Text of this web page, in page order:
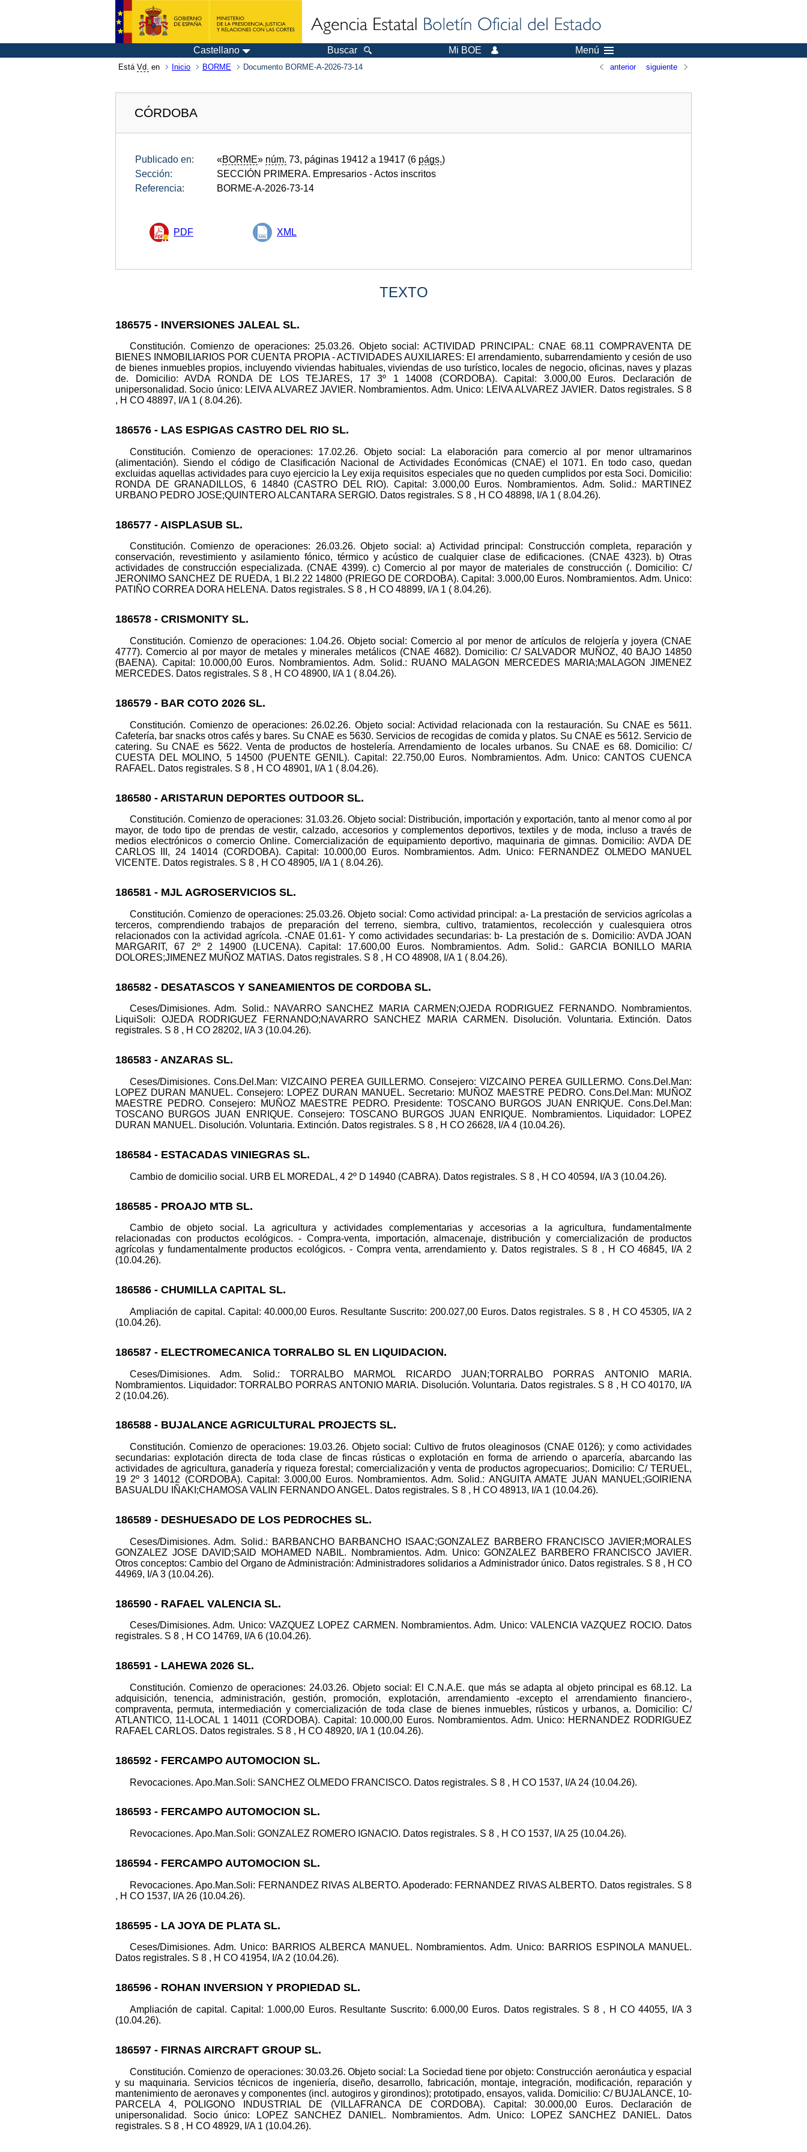
Castellano Buscar Mi BOE Menú
Está Vd. en Inicio BORME Documento BORME-A-2026-73-14 anterior siguiente
CÓRDOBA
Publicado en: «BORME» núm. 73, páginas 19412 a 19417 (6 págs.)
Sección:
SECCIÓN PRIMERA. Empresarios - Actos inscritos
Referencia:
BORME-A-2026-73-14
PDF XML
TEXTO
186575 - INVERSIONES JALEAL SL.
Constitución. Comienzo de operaciones: 25.03.26. Objeto social: ACTIVIDAD PRINCIPAL: CNAE 68.11 COMPRAVENTA DE
BIENES INMOBILIARIOS POR CUENTA PROPIA - ACTIVIDADES AUXILIARES: El arrendamiento, subarrendamiento y cesión de uso
de bienes inmuebles propios, incluyendo viviendas habituales, viviendas de uso turístico, locales de negocio, oficinas, naves y plazas
de. Domicilio: AVDA RONDA DE LOS TEJARES, 17 3º 1 14008 (CORDOBA). Capital: 3.000,00 Euros. Declaración de
unipersonalidad. Socio único: LEIVA ALVAREZ JAVIER. Nombramientos. Adm. Unico: LEIVA ALVAREZ JAVIER. Datos registrales. S 8
, H CO 48897, I/A 1 ( 8.04.26).
186576 - LAS ESPIGAS CASTRO DEL RIO SL.
Constitución. Comienzo de operaciones: 17.02.26. Objeto social: La elaboración para comercio al por menor ultramarinos
(alimentación). Siendo el código de Clasificación Nacional de Actividades Económicas (CNAE) el 1071. En todo caso, quedan
excluidas aquellas actividades para cuyo ejercicio la Ley exija requisitos especiales que no queden cumplidos por esta Soci. Domicilio:
RONDA DE GRANADILLOS, 6 14840 (CASTRO DEL RIO). Capital: 3.000,00 Euros. Nombramientos. Adm. Solid.: MARTINEZ
URBANO PEDRO JOSE;QUINTERO ALCANTARA SERGIO. Datos registrales. S 8 , H CO 48898, I/A 1 ( 8.04.26).
186577 - AISPLASUB SL.
Constitución. Comienzo de operaciones: 26.03.26. Objeto social: a) Actividad principal: Construcción completa, reparación y
conservación, revestimiento y asilamiento fónico, térmico y acústico de cualquier clase de edificaciones. (CNAE 4323). b) Otras
actividades de construcción especializada. (CNAE 4399). c) Comercio al por mayor de materiales de construcción (. Domicilio: C/
JERONIMO SANCHEZ DE RUEDA, 1 Bl.2 22 14800 (PRIEGO DE CORDOBA). Capital: 3.000,00 Euros. Nombramientos. Adm. Unico:
PATIÑO CORREA DORA HELENA. Datos registrales. S 8 , H CO 48899, I/A 1 ( 8.04.26).
186578 - CRISMONITY SL.
Constitución. Comienzo de operaciones: 1.04.26. Objeto social: Comercio al por menor de artículos de relojería y joyera (CNAE
4777). Comercio al por mayor de metales y minerales metálicos (CNAE 4682). Domicilio: C/ SALVADOR MUÑOZ, 40 BAJO 14850
(BAENA). Capital: 10.000,00 Euros. Nombramientos. Adm. Solid.: RUANO MALAGON MERCEDES MARIA;MALAGON JIMENEZ
MERCEDES. Datos registrales. S 8 , H CO 48900, I/A 1 ( 8.04.26).
186579 - BAR COTO 2026 SL.
Constitución. Comienzo de operaciones: 26.02.26. Objeto social: Actividad relacionada con la restauración. Su CNAE es 5611.
Cafetería, bar snacks otros cafés y bares. Su CNAE es 5630. Servicios de recogidas de comida y platos. Su CNAE es 5612. Servicio de
catering. Su CNAE es 5622. Venta de productos de hostelería. Arrendamiento de locales urbanos. Su CNAE es 68. Domicilio: C/
CUESTA DEL MOLINO, 5 14500 (PUENTE GENIL). Capital: 22.750,00 Euros. Nombramientos. Adm. Unico: CANTOS CUENCA
RAFAEL. Datos registrales. S 8 , H CO 48901, I/A 1 ( 8.04.26).
186580 - ARISTARUN DEPORTES OUTDOOR SL.
Constitución. Comienzo de operaciones: 31.03.26. Objeto social: Distribución, importación y exportación, tanto al menor como al por
mayor, de todo tipo de prendas de vestir, calzado, accesorios y complementos deportivos, textiles y de moda, incluso a través de
medios electrónicos o comercio Online. Comercialización de equipamiento deportivo, maquinaria de gimnas. Domicilio: AVDA DE
CARLOS III, 24 14014 (CORDOBA). Capital: 10.000,00 Euros. Nombramientos. Adm. Unico: FERNANDEZ OLMEDO MANUEL
VICENTE. Datos registrales. S 8 , H CO 48905, I/A 1 ( 8.04.26).
186581 - MJL AGROSERVICIOS SL.
Constitución. Comienzo de operaciones: 25.03.26. Objeto social: Como actividad principal: a- La prestación de servicios agrícolas a
terceros, comprendiendo trabajos de preparación del terreno, siembra, cultivo, tratamientos, recolección y cualesquiera otros
relacionados con la actividad agrícola. -CNAE 01.61- Y como actividades secundarias: b- La prestación de s. Domicilio: AVDA JOAN
MARGARIT, 67 2º 2 14900 (LUCENA). Capital: 17.600,00 Euros. Nombramientos. Adm. Solid.: GARCIA BONILLO MARIA
DOLORES;JIMENEZ MUÑOZ MATIAS. Datos registrales. S 8 , H CO 48908, I/A 1 ( 8.04.26).
186582 - DESATASCOS Y SANEAMIENTOS DE CORDOBA SL.
Ceses/Dimisiones. Adm. Solid.: NAVARRO SANCHEZ MARIA CARMEN;OJEDA RODRIGUEZ FERNANDO. Nombramientos.
LiquiSoli: OJEDA RODRIGUEZ FERNANDO;NAVARRO SANCHEZ MARIA CARMEN. Disolución. Voluntaria. Extinción. Datos
registrales. S 8 , H CO 28202, I/A 3 (10.04.26).
186583 - ANZARAS SL.
Ceses/Dimisiones. Cons.Del.Man: VIZCAINO PEREA GUILLERMO. Consejero: VIZCAINO PEREA GUILLERMO. Cons.Del.Man:
LOPEZ DURAN MANUEL. Consejero: LOPEZ DURAN MANUEL. Secretario: MUÑOZ MAESTRE PEDRO. Cons.Del.Man: MUÑOZ
MAESTRE PEDRO. Consejero: MUÑOZ MAESTRE PEDRO. Presidente: TOSCANO BURGOS JUAN ENRIQUE. Cons.Del.Man:
TOSCANO BURGOS JUAN ENRIQUE. Consejero: TOSCANO BURGOS JUAN ENRIQUE. Nombramientos. Liquidador: LOPEZ
DURAN MANUEL. Disolución. Voluntaria. Extinción. Datos registrales. S 8 , H CO 26628, I/A 4 (10.04.26).
186584 - ESTACADAS VINIEGRAS SL.
Cambio de domicilio social. URB EL MOREDAL, 4 2º D 14940 (CABRA). Datos registrales. S 8 , H CO 40594, I/A 3 (10.04.26).
186585 - PROAJO MTB SL.
Cambio de objeto social. La agricultura y actividades complementarias y accesorias a la agricultura, fundamentalmente
relacionadas con productos ecológicos. - Compra-venta, importación, almacenaje, distribución y comercialización de productos
agrícolas y fundamentalmente productos ecológicos. - Compra venta, arrendamiento y. Datos registrales. S 8 , H CO 46845, I/A 2
(10.04.26).
186586 - CHUMILLA CAPITAL SL.
Ampliación de capital. Capital: 40.000,00 Euros. Resultante Suscrito: 200.027,00 Euros. Datos registrales. S 8 , H CO 45305, I/A 2
(10.04.26).
186587 - ELECTROMECANICA TORRALBO SL EN LIQUIDACION.
Ceses/Dimisiones. Adm. Solid.: TORRALBO MARMOL RICARDO JUAN;TORRALBO PORRAS ANTONIO MARIA.
Nombramientos. Liquidador: TORRALBO PORRAS ANTONIO MARIA. Disolución. Voluntaria. Datos registrales. S 8 , H CO 40170, I/A
2 (10.04.26).
186588 - BUJALANCE AGRICULTURAL PROJECTS SL.
Constitución. Comienzo de operaciones: 19.03.26. Objeto social: Cultivo de frutos oleaginosos (CNAE 0126); y como actividades
secundarias: explotación directa de toda clase de fincas rústicas o explotación en forma de arriendo o aparcería, abarcando las
actividades de agricultura, ganadería y riqueza forestal; comercialización y venta de productos agropecuarios;. Domicilio: C/ TERUEL,
19 2º 3 14012 (CORDOBA). Capital: 3.000,00 Euros. Nombramientos. Adm. Solid.: ANGUITA AMATE JUAN MANUEL;GOIRIENA
BASUALDU IÑAKI;CHAMOSA VALIN FERNANDO ANGEL. Datos registrales. S 8 , H CO 48913, I/A 1 (10.04.26).
186589 - DESHUESADO DE LOS PEDROCHES SL.
Ceses/Dimisiones. Adm. Solid.: BARBANCHO BARBANCHO ISAAC;GONZALEZ BARBERO FRANCISCO JAVIER;MORALES
GONZALEZ JOSE DAVID;SAID MOHAMED NABIL. Nombramientos. Adm. Unico: GONZALEZ BARBERO FRANCISCO JAVIER.
Otros conceptos: Cambio del Organo de Administración: Administradores solidarios a Administrador único. Datos registrales. S 8 , H CO
44969, I/A 3 (10.04.26).
186590 - RAFAEL VALENCIA SL.
Ceses/Dimisiones. Adm. Unico: VAZQUEZ LOPEZ CARMEN. Nombramientos. Adm. Unico: VALENCIA VAZQUEZ ROCIO. Datos
registrales. S 8 , H CO 14769, I/A 6 (10.04.26).
186591 - LAHEWA 2026 SL.
Constitución. Comienzo de operaciones: 24.03.26. Objeto social: El C.N.A.E. que más se adapta al objeto principal es 68.12. La
adquisición, tenencia, administración, gestión, promoción, explotación, arrendamiento -excepto el arrendamiento financiero-,
compraventa, permuta, intermediación y comercialización de toda clase de bienes inmuebles, rústicos y urbanos, a. Domicilio: C/
ATLANTICO, 11-LOCAL 1 14011 (CORDOBA). Capital: 10.000,00 Euros. Nombramientos. Adm. Unico: HERNANDEZ RODRIGUEZ
RAFAEL CARLOS. Datos registrales. S 8 , H CO 48920, I/A 1 (10.04.26).
186592 - FERCAMPO AUTOMOCION SL.
Revocaciones. Apo.Man.Soli: SANCHEZ OLMEDO FRANCISCO. Datos registrales. S 8 , H CO 1537, I/A 24 (10.04.26).
186593 - FERCAMPO AUTOMOCION SL.
Revocaciones. Apo.Man.Soli: GONZALEZ ROMERO IGNACIO. Datos registrales. S 8 , H CO 1537, I/A 25 (10.04.26).
186594 - FERCAMPO AUTOMOCION SL.
Revocaciones. Apo.Man.Soli: FERNANDEZ RIVAS ALBERTO. Apoderado: FERNANDEZ RIVAS ALBERTO. Datos registrales. S 8
, H CO 1537, I/A 26 (10.04.26).
186595 - LA JOYA DE PLATA SL.
Ceses/Dimisiones. Adm. Unico: BARRIOS ALBERCA MANUEL. Nombramientos. Adm. Unico: BARRIOS ESPINOLA MANUEL.
Datos registrales. S 8 , H CO 41954, I/A 2 (10.04.26).
186596 - ROHAN INVERSION Y PROPIEDAD SL.
Ampliación de capital. Capital: 1.000,00 Euros. Resultante Suscrito: 6.000,00 Euros. Datos registrales. S 8 , H CO 44055, I/A 3
(10.04.26).
186597 - FIRNAS AIRCRAFT GROUP SL.
Constitución. Comienzo de operaciones: 30.03.26. Objeto social: La Sociedad tiene por objeto: Construcción aeronáutica y espacial
y su maquinaria. Servicios técnicos de ingeniería, diseño, desarrollo, fabricación, montaje, integración, modificación, reparación y
mantenimiento de aeronaves y componentes (incl. autogiros y girondinos); prototipado, ensayos, valida. Domicilio: C/ BUJALANCE, 10-
PARCELA 4, POLIGONO INDUSTRIAL DE (VILLAFRANCA DE CORDOBA). Capital: 30.000,00 Euros. Declaración de
unipersonalidad. Socio único: LOPEZ SANCHEZ DANIEL. Nombramientos. Adm. Unico: LOPEZ SANCHEZ DANIEL. Datos
registrales. S 8 , H CO 48929, I/A 1 (10.04.26).